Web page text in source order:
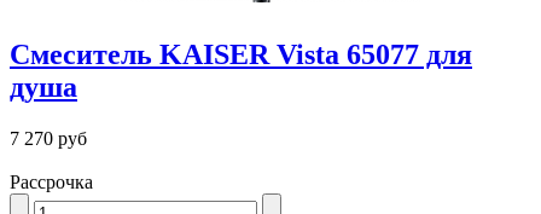
Смеситель KAISER Vista 65077 для
душа
7 270 руб
Рассрочка